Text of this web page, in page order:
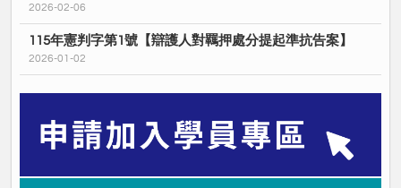
2026-02-06
115年憲判字第1號【辯護人對羈押處分提起準抗告案】
2026-01-02